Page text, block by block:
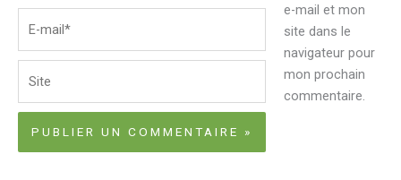
mail*
e-mail et mon
site dans le
navigateur pour
mon prochain
commentaire.